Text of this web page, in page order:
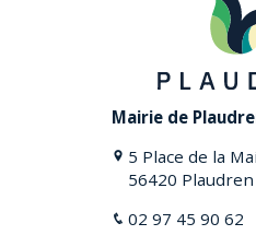
Mairie de
5 Place de la
56420 Plaudren
02 97 45 90 62